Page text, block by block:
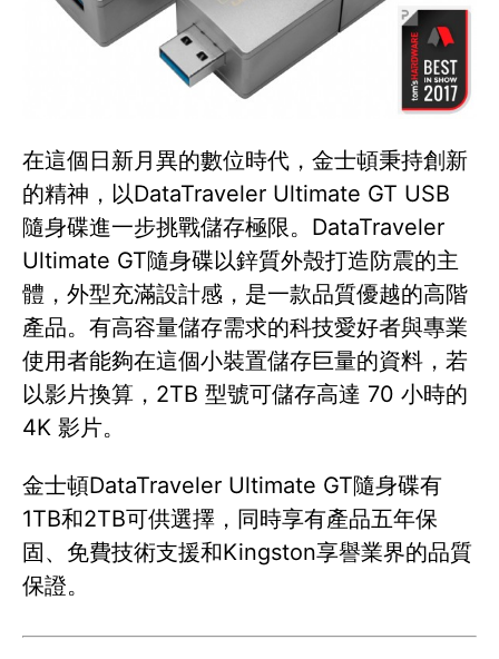
在這個日新月異的數位時代，金士頓秉持創新
的精神，以DataTraveler Ultimate GT USB
隨身碟進一步挑戰儲存極限。DataTraveler
Ultimate GT隨身碟以鋅質外殼打造防震的主
體，外型充滿設計感，是一款品質優越的高階
產品。有高容量儲存需求的科技愛好者與專業
使用者能夠在這個小裝置儲存巨量的資料，若
以影片換算，2TB 型號可儲存高達 70 小時的
4K 影片。
金士頓DataTraveler Ultimate GT隨身碟有
1TB和2TB可供選擇，同時享有產品五年保
固、免費技術支援和Kingston享譽業界的品質
保證。